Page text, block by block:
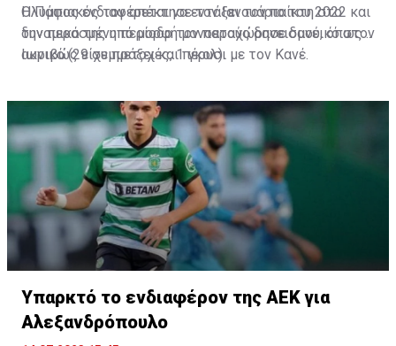
Ολυμπιακός τον απέκτησε τον Ιανουάριο του 2022 και
την περασμένη περίοδο τον παραχώρησε δανεικό στον
Ιωνικό (29 συμμετοχές, 1 γκολ).
Η Πάφος ενδιαφέρεται να εντάξει τον παίκτη στο
δυναμικό της υπό μορφή μονοετούς δανεισμού, όπως
ακριβώς είχε πράξει και πέρυσι με τον Κανέ.
Υπαρκτό το ενδιαφέρον της ΑΕΚ για
Αλεξανδρόπουλο